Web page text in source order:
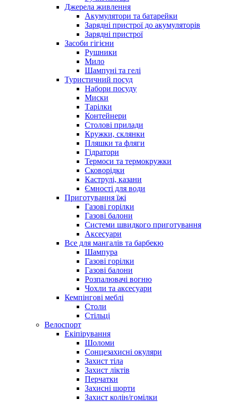
Джерела живлення
Акумулятори та батарейки
Зарядні пристрої до акумуляторів
Зарядні пристрої
Засоби гігієни
Рушники
Мило
Шампуні та гелі
Туристичний посуд
Набори посуду
Миски
Тарілки
Контейнери
Столові прилади
Кружки, склянки
Пляшки та фляги
Гідратори
Термоси та термокружки
Сковорідки
Каструлі, казани
Ємності для води
Приготування їжі
Газові горілки
Газові балони
Системи швидкого приготування
Аксесуари
Все для мангалів та барбекю
Шампура
Газові горілки
Газові балони
Розпалювачі вогню
Чохли та аксесуари
Кемпінгові меблі
Столи
Стільці
Велоспорт
Екіпірування
Шоломи
Сонцезахисні окуляри
Захист тіла
Захист ліктів
Перчатки
Захисні шорти
Захист колін/гомілки